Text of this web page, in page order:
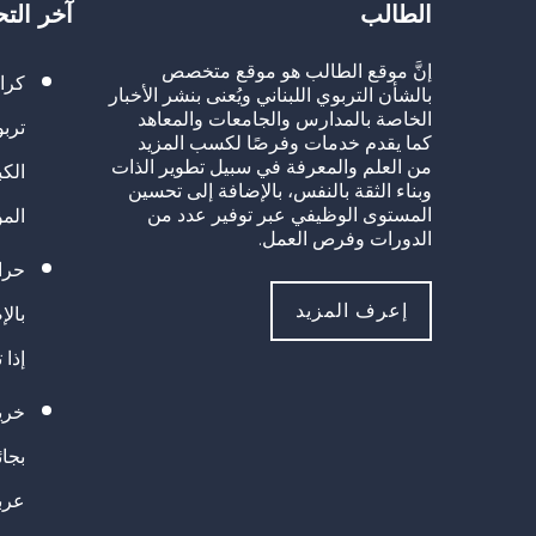
الطالب
إنَّ موقع الطالب هو موقع متخصص
بالشأن التربوي اللبناني ويُعنى بنشر الأخبار
الخاصة بالمدارس والجامعات والمعاهد
كما يقدم خدمات وفرصًا لكسب المزيد
من العلم والمعرفة في سبيل تطوير الذات
وبناء الثقة بالنفس، بالإضافة إلى تحسين
المستوى الوظيفي عبر توفير عدد من
الدورات وفرص العمل.
إعرف المزيد
آخر